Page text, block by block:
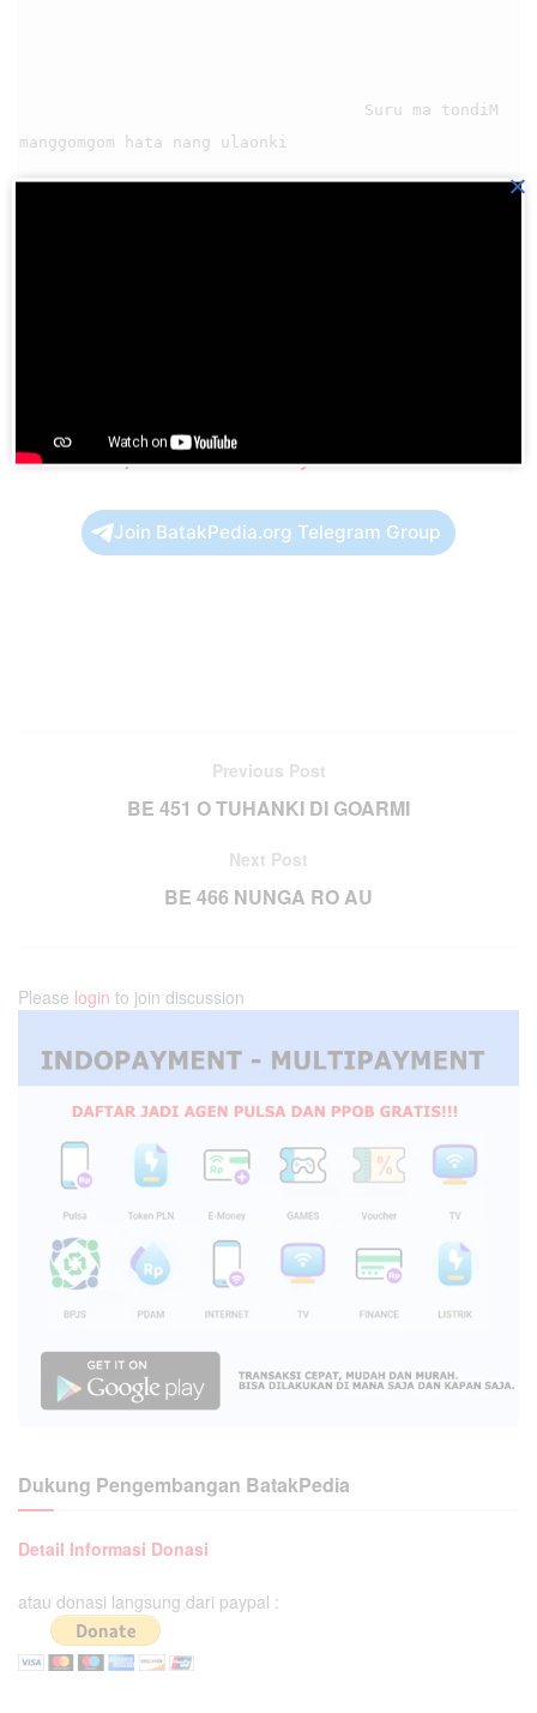
manggomgom hata nang ulaonki
Download aplikasi HKBP diPlaystore
Join BatakPedia.org Telegram Group
Previous Post
BE 451 O TUHANKI DI GOARMI
Next Post
BE 466 NUNGA RO AU
Please login to join discussion
Dukung Pengembangan BatakPedia
Detail Informasi Donasi
atau donasi langsung dari paypal :
×